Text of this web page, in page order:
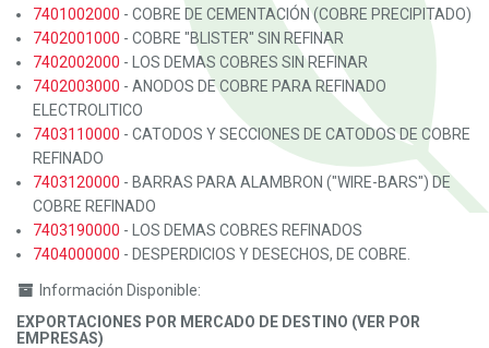
7401002000 - COBRE DE CEMENTACIÓN (COBRE PRECIPITADO)
7402001000 - COBRE "BLISTER" SIN REFINAR
7402002000 - LOS DEMAS COBRES SIN REFINAR
7402003000 - ANODOS DE COBRE PARA REFINADO
ELECTROLITICO
7403110000 - CATODOS Y SECCIONES DE CATODOS DE COBRE
REFINADO
7403120000 - BARRAS PARA ALAMBRON ("WIRE-BARS") DE
COBRE REFINADO
7403190000 - LOS DEMAS COBRES REFINADOS
7404000000 - DESPERDICIOS Y DESECHOS, DE COBRE.
Información Disponible:
EXPORTACIONES POR MERCADO DE DESTINO (VER POR
EMPRESAS)